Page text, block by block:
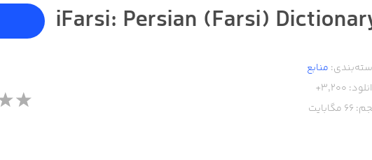
iFarsi: Persian (Farsi)
منابع
3,200+
66 مگابایت